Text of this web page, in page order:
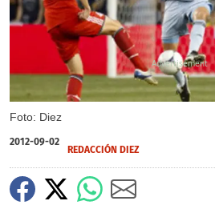
Foto: Diez
2012-09-02
REDACCIÓN DIEZ